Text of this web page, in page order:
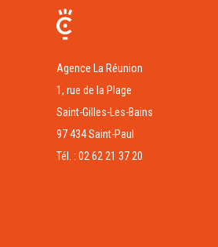
Agence La Réunion
1, rue de la Plage
Saint-Gilles-Les-Bains
97 434 Saint-Paul
Tél. : 02 62 21 37 20